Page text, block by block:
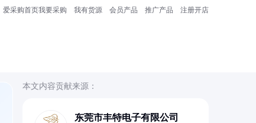
爱采购首页我要采购 我有货源 会员产品 推广产品 注册开店
本文内容贡献来源：
东莞市丰特电子有限公司